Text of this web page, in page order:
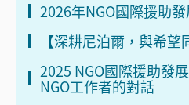
2026年NGO國際援助
【深耕尼泊爾，與希望
2025 NGO國際援助發
NGO工作者的對話